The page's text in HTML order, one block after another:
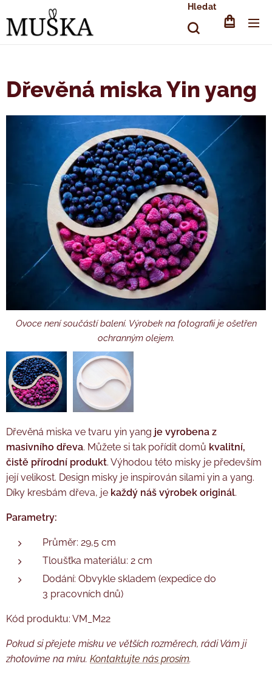
Hledat
Dřevěná miska Yin yang
Ovoce není součástí balení. Výrobek na fotografii je ošetřen
ochranným olejem.
Výrobek na fotografii je ošetřen ochranným olejem.
Dřevěná miska ve tvaru yin yang je vyrobena z
masivního dřeva. Můžete si tak pořídit domů kvalitní,
čistě přírodní produkt. Výhodou této misky je především
její velikost. Design misky je inspirován silami yin a yang.
Díky kresbám dřeva, je každý náš výrobek originál.
Parametry:
Průměr: 29,5 cm
Tloušťka materiálu: 2 cm
Dodání: Obvykle skladem (expedice do
3 pracovních dnů)
Kód produktu: VM_M22
Pokud si přejete misku ve větších rozměrech, rádi Vám ji
zhotovíme na míru. Kontaktujte nás prosím.